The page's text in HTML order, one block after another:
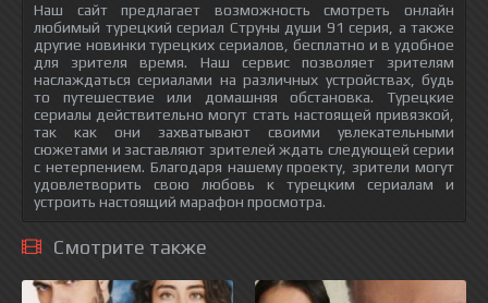
Наш сайт предлагает возможность смотреть онлайн
любимый турецкий сериал Струны души 91 серия, а также
другие новинки турецких сериалов, бесплатно и в удобное
для зрителя время. Наш сервис позволяет зрителям
наслаждаться сериалами на различных устройствах, будь
то путешествие или домашняя обстановка. Турецкие
сериалы действительно могут стать настоящей привязкой,
так как они захватывают своими увлекательными
сюжетами и заставляют зрителей ждать следующей серии
с нетерпением. Благодаря нашему проекту, зрители могут
удовлетворить свою любовь к турецким сериалам и
устроить настоящий марафон просмотра.
Смотрите также